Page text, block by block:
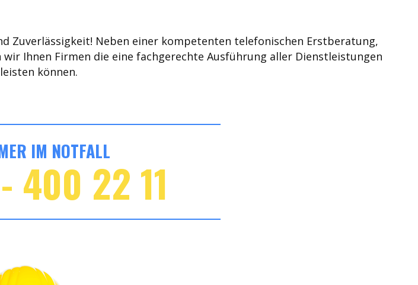
Zuverlässigkeit! Neben einer kompetenten telefonischen Erstberatung,
Ihnen Firmen die eine fachgerechte Ausführung aller Dienstleistungen
können.
IM NOTFALL
22 11